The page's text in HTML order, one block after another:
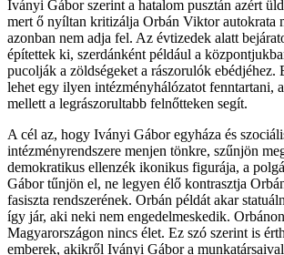
Iványi Gábor szerint a hatalom pusztán azért
mert ő nyíltan kritizálja Orbán Viktor autokrata
azonban nem adja fel. Az évtizedek alatt
építettek ki, szerdánként például a
pucolják a zöldségeket a rászorulók ebédjéhez.
lehet egy ilyen intézményhálózatot fenntartani,
mellett a legrászorultabb felnőtteken segít.
A cél az, hogy Iványi Gábor egyháza és
intézményrendszere menjen tönkre, szűnjön
demokratikus ellenzék ikonikus figurája, a
Gábor tűnjön el, ne legyen élő kontrasztja
fasiszta rendszerének. Orbán példát akar
így jár, aki neki nem engedelmeskedik.
Magyarországon nincs élet. Ez szó szerint is
emberek, akikről Iványi Gábor a